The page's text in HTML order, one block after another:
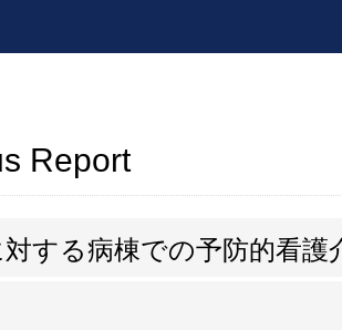
Report
する病棟での予防的看護